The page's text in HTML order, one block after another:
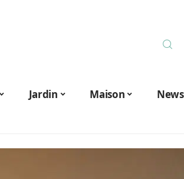
Jardin Maison News